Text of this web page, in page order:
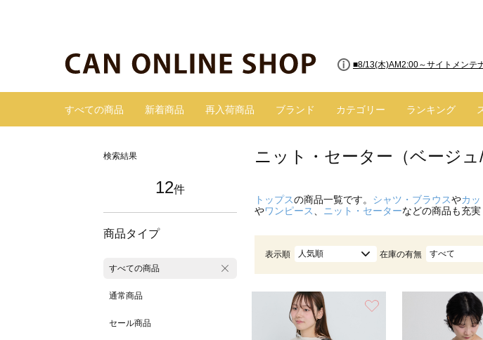
■8/13(木)AM2:00～サイトメンテ
すべての商品 新着商品 再入荷商品 ブランド カテゴリー ランキング
検索結果
12件
商品タイプ
すべての商品
通常商品
セール商品
ニット・セーター（ベージュ/
トップスの商品一覧です。 シャツ・ブラウスやカ
やワンピース ニット・セーターなどの商品も充実
表示順 人気順 在庫の有無 すべて